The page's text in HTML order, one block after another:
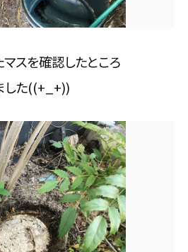
スを確認したところ
した((+_+))